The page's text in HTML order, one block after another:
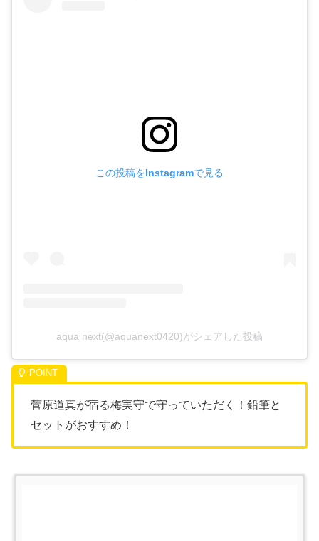
この投稿をInstagramで見る
aqua next(@aquanext0420)がシェアした投稿
菅原道真が宿る梅実守で守っていただく！鉛筆と
セットがおすすめ！